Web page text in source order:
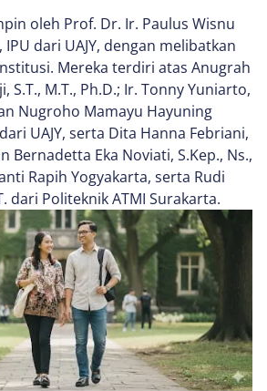
oleh Prof. Dr. Ir. Paulus Wisnu
IPU dari UAJY, dengan melibatkan
Mereka terdiri atas Anugrah
S.T., M.T., Ph.D.; Ir. Tonny Yuniarto,
Nugroho Mamayu Hayuning
UAJY, serta Dita Hanna Febriani,
Bernadetta Eka Noviati, S.Kep., Ns.,
Rapih Yogyakarta, serta Rudi
dari Politeknik ATMI Surakarta.